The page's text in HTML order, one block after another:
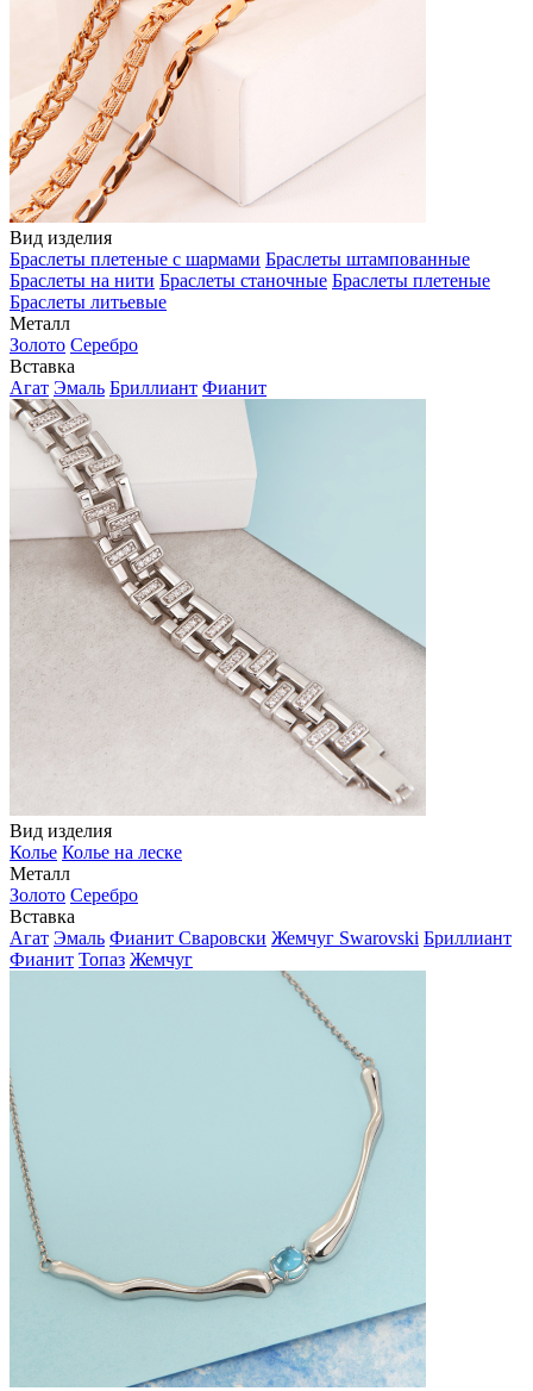
Вид изделия
Браслеты плетеные с шармами Браслеты штампованные
Браслеты на нити Браслеты станочные Браслеты плетеные
Браслеты литьевые
Металл
Золото Серебро
Вставка
Агат Эмаль Бриллиант Фианит
Вид изделия
Колье Колье на леске
Металл
Золото Серебро
Вставка
Агат Эмаль Фианит Сваровски Жемчуг Swarovski Бриллиант
Фианит Топаз Жемчуг